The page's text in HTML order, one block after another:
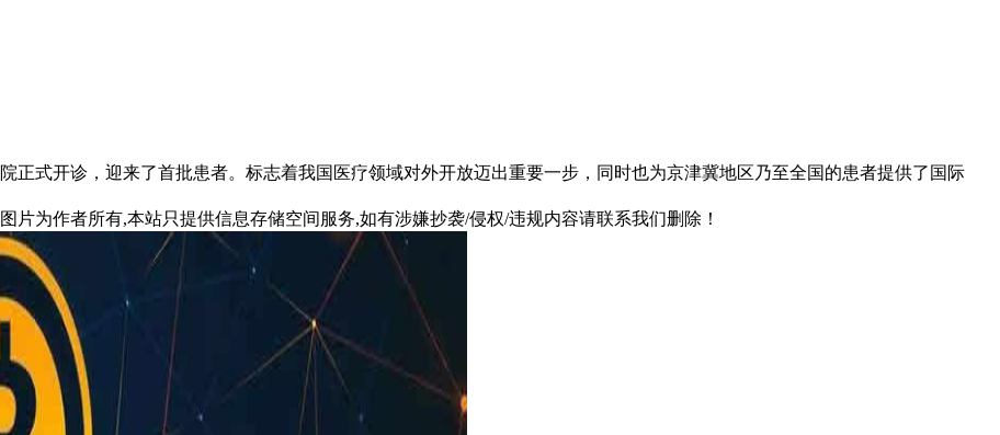
式开诊，迎来了首批患者。标志着我国医疗领域对外开放迈出重要一步，同时也为京津冀地区乃至全国的患者提供了国际
片为作者所有,本站只提供信息存储空间服务,如有涉嫌抄袭/侵权/违规内容请联系我们删除！